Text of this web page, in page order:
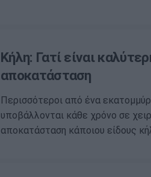
Κήλη: Γατί είναι
αποκατάσταση
Περισσότεροι από ένα
υποβάλλονται κάθε χρόνο σε
αποκατάσταση κάποιου είδους